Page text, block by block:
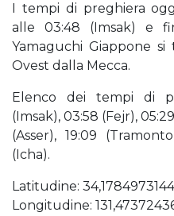
I tempi di preghiera
alle 03:48 (Imsak) e
Yamaguchi Giappone
Ovest dalla Mecca.
Elenco dei tempi di
(Imsak), 03:58 (Fejr),
(Asser), 19:09
(Icha).
Latitudine:
Longitudine: